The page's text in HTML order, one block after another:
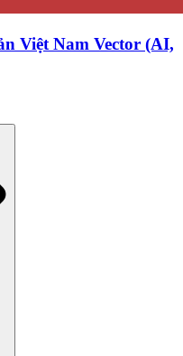
Việt Nam Vector (AI,